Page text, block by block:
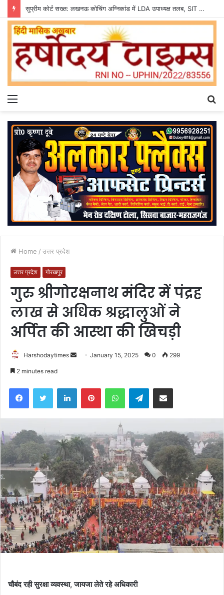
सुप्रीम कोर्ट सख्त: लखनऊ कोचिंग अग्निकांड में LDA उपाध्यक्ष तलब, SIT से मांगी सीलबंद रिपोर्ट
Menu
Home / उत्तर प्रदेश
उत्तर प्रदेश गोरखपुर
गुरु श्रीगोरक्षनाथ मंदिर में पंद्रह
लाख से अधिक श्रद्धालुओं ने
अर्पित की आस्था की खिचड़ी
Harshodaytimes
SendJanuary 15, 2025 0 299
2 minutes read
FacebookTwitter LinkedInPinterestWhatsAppTelegramShare via Email
चौबंद रही सुरक्षा व्यवस्था, जायजा लेते रहे अधिकारी